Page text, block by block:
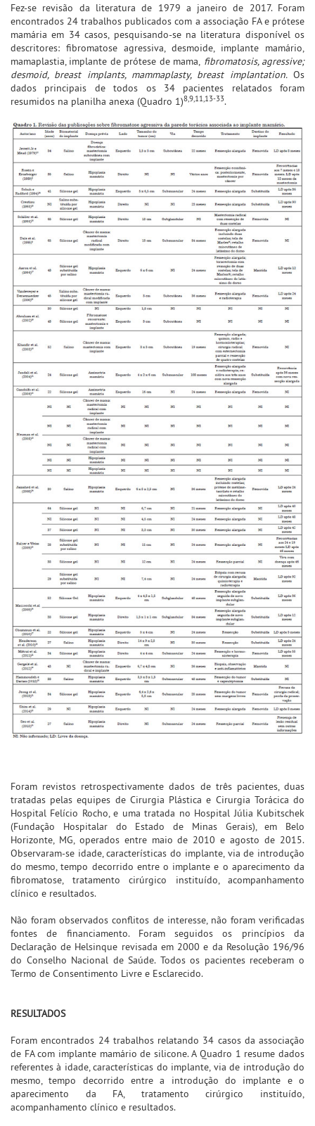
Fez-se revisão da literatura de 1979 a janeiro de 2017. Foram
encontrados 24 trabalhos publicados com a associação FA e prótese
mamária em 34 casos, pesquisando-se na literatura disponível os
descritores: fibromatose agressiva, desmoide, implante mamário,
mamaplastia, implante de prótese de mama, fibromatosis, agressive;
desmoid, breast implants, mammaplasty, breast implantation.Os
dados principais de todos os 34 pacientes relatados foram
resumidos na planilha anexa (Quadro 1)8,9,11,13-33.
Foram revistos retrospectivamente dados de três pacientes, duas
tratadas pelas equipes de Cirurgia Plástica e Cirurgia Torácica do
Hospital Felício Rocho, e uma tratada no Hospital Júlia Kubitschek
(Fundação Hospitalar do Estado de Minas Gerais), em Belo
Horizonte, MG, operados entre maio de 2010 e agosto de 2015.
Observaram-se idade, características do implante, via de introdução
do mesmo, tempo decorrido entre o implante e o aparecimento da
fibromatose, tratamento cirúrgico instituído, acompanhamento
clínico e resultados.
Não foram observados conflitos de interesse, não foram verificadas
fontes de financiamento. Foram seguidos os princípios da
Declaração de Helsinque revisada em 2000 e da Resolução 196/96
do Conselho Nacional de Saúde. Todos os pacientes receberam o
Termo de Consentimento Livre e Esclarecido.
RESULTADOS
Foram encontrados 24 trabalhos relatando 34 casos da associação
de FA com implante mamário de silicone. A Quadro 1 resume dados
referentes à idade, características do implante, via de introdução do
mesmo, tempo decorrido entre a introdução do implante e o
aparecimento da FA, tratamento cirúrgico instituído,
acompanhamento clínico e resultados.